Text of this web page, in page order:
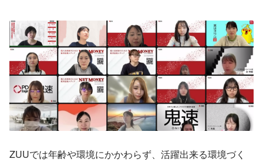
ZUUでは年齢や環境にかかわらず、活躍出来る環境づく